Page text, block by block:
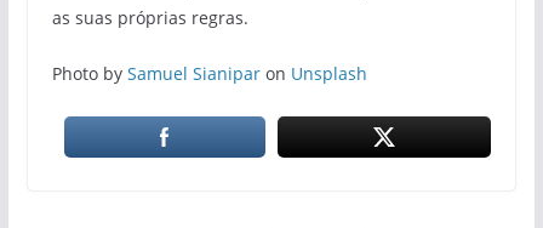
as suas próprias regras.
Photo by Samuel Sianiparon Unsplash